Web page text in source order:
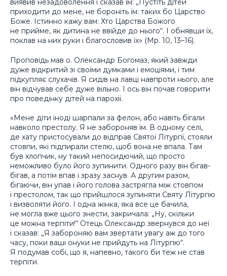
виявив незадоволення і сказав їм: „Пустіть дітей
приходити до мене, не бороніть їм: таких бо Царство
Боже. Істинно кажу вам: Хто Царства Божого
не прийме, як дитина не ввійде до нього“. І обнявши їх,
поклав на них руки і благословив їх» (Мр. 10, 13–16).
Проповідь мав о. Олександр Богомаз, який завжди
дуже відкритий зі своїми думками і емоціями, і тим
підкупляє слухачів. Я сидів на лавці навпроти нього, але
він відчував себе дуже вільно. І ось він почав говорити
про поведінку дітей на парохії.
«Мене діти іноді шарпали за фелон, або навіть бігали
навколо престолу. Я не забороняв їм. В одному селі,
де хату пристосували до відправ Святої Літургії, стояли
стовпи, які підпирали стелю, щоб вона не впала. Там
був хлопчик, ну такий непосидючий, що просто
неможливо було його зупинити. Одного разу він бігав-
бігав, а потім впав і зразу заснув. А другим разом,
бігаючи, він упав і його голова застрягла між стовпом
і престолом, так що прийшлося зупиняти Святу Літургію
і визволяти його. І одна жінка, яка все це бачила,
не могла вже цього знести, закричала: „Ну, скільки
це можна терпіти!“ Отець Олександр звернувся до неї
і сказав: „Я забороняю вам звертати увагу аж до того
часу, поки ваші онуки не прийдуть на Літургію“.
Я подумав собі, що я, напевно, такого би теж не став
терпіти.